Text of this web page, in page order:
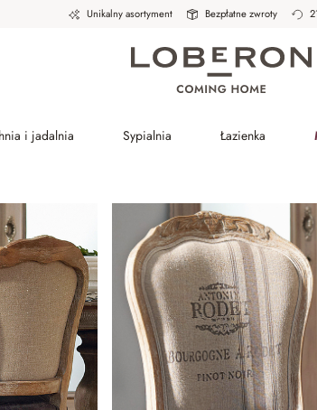
Unikalny asortyment Bezpłatne zwroty
i jadalnia Sypialnia Łazienka